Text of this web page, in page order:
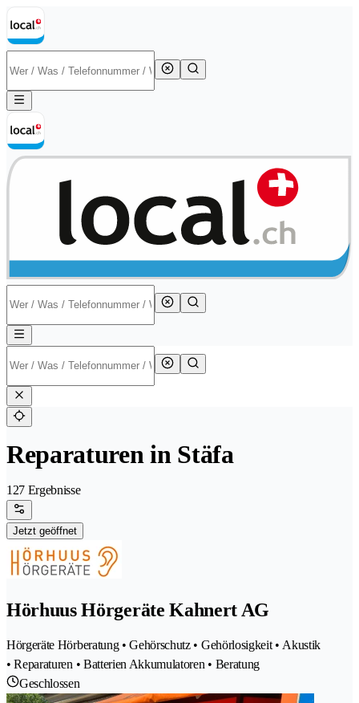
Reparaturen in Stäfa
127 Ergebnisse
Jetzt geöffnet
Hörhuus Hörgeräte Kahnert AG
Hörgeräte Hörberatung • Gehörschutz • Gehörlosigkeit • Akustik
• Reparaturen • Batterien Akkumulatoren • Beratung
Geschlossen